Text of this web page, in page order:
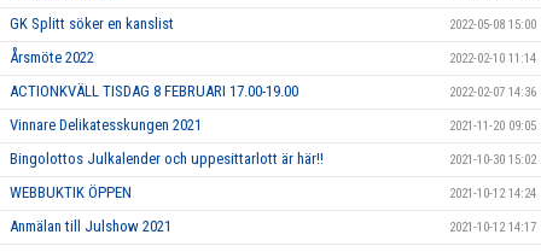
GK Splitt söker en kanslist 2022-05-08 15:00
Årsmöte 2022 2022-02-10 11:14
ACTIONKVÄLL TISDAG 8 FEBRUARI 17.00-19.00 2022-02-07 14:36
Vinnare Delikatesskungen 2021 2021-11-20 09:05
Bingolottos Julkalender och uppesittarlott är här!! 2021-10-30 15:02
WEBBUKTIK ÖPPEN 2021-10-12 14:24
Anmälan till Julshow 2021 2021-10-12 14:17